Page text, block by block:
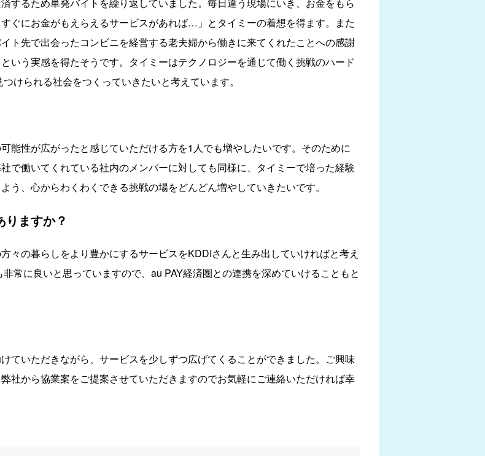
ぐにお金がもえらえるサービスがあれば…」とタイミーの着想を得ます。また
ト先で出会ったコンビニを経営する老夫婦から働きに来てくれたことへの感謝
いう実感を得たそうです。タイミーはテクノロジーを通じて働く挑戦のハード
けられる社会をつくっていきたいと考えています。
能性が広がったと感じていただける方を1人でも増やしたいです。そのために
で働いてくれている社内のメンバーに対しても同様に、タイミーで培った経験
う、心からわくわくできる挑戦の場をどんどん増やしていきたいです。
ますか？
々の暮らしをより豊かにするサービスをKDDIさんと生み出していければと考え
常に良いと思っていますので、au PAY経済圏との連携を深めていけることもと
ていただきながら、サービスを少しずつ広げてくることができました。ご興味
社から協業案をご提案させていただきますのでお気軽にご連絡いただければ幸